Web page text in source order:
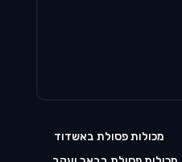
מכולות פסולת באשדוד